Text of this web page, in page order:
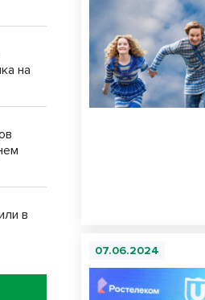
07.06.2024
на
в